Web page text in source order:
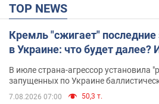
TOP NEWS
Кремль "сжигает"
в Украине: что будет
В июле страна-агрессор установила
запущенных по Украине
7.08.2026 07:00 50,3 т.